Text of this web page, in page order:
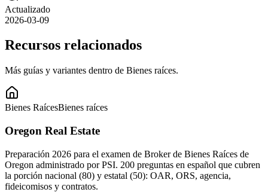
Actualizado
2026-03-09
Recursos relacionados
Más guías y variantes dentro de Bienes raíces.
Bienes RaícesBienes raíces
Oregon Real Estate
Preparación 2026 para el examen de Broker de Bienes Raíces de
Oregon administrado por PSI. 200 preguntas en español que cubren
la porción nacional (80) y estatal (50): OAR, ORS, agencia,
fideicomisos y contratos.